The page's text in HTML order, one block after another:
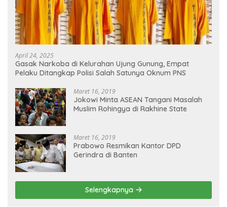
April 24, 2025
Gasak Narkoba di Kelurahan Ujung Gunung, Empat
Pelaku Ditangkap Polisi Salah Satunya Oknum PNS
Maret 16, 2019
Jokowi Minta ASEAN Tangani Masalah
Muslim Rohingya di Rakhine State
Maret 16, 2019
Prabowo Resmikan Kantor DPD
Gerindra di Banten
Selengkapnya